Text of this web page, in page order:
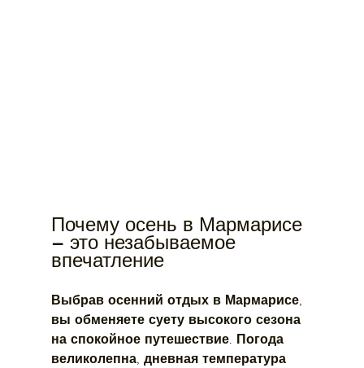
Почему осень в Мармарисе
– это незабываемое
впечатление
Выбрав осенний отдых в Мармарисе,
вы обменяете суету высокого сезона
на спокойное путешествие. Погода
великолепна, дневная температура